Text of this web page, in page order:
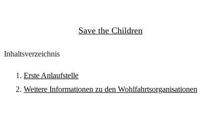
Save the Children
Inhaltsverzeichnis
Erste Anlaufstelle
Weitere Informationen zu den Wohlfahrtsorganisationen